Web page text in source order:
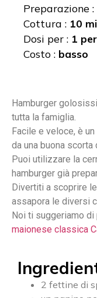
Preparazione :
Cottura : 10
Dosi per : 1
Costo : basso
Hamburger
tutta la famiglia.
Facile e veloce, è
da una buona
Puoi utilizzare la
hamburger già
Divertiti a scoprire
assapora le diversi
Noi ti suggeriamo di
maionese classica
2 fettine di